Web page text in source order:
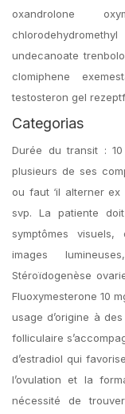
oxandrolone
undecanoate
clomiphene
testosteron gel
Categorias
Durée du transit :
plusieurs de ses
ou faut ‘il alterner
svp. La patiente
symptômes
images
Stéroïdogenèse
Fluoxymesterone 10
usage d’origine à
folliculaire
d’estradiol qui
l’ovulation et la
nécessité de